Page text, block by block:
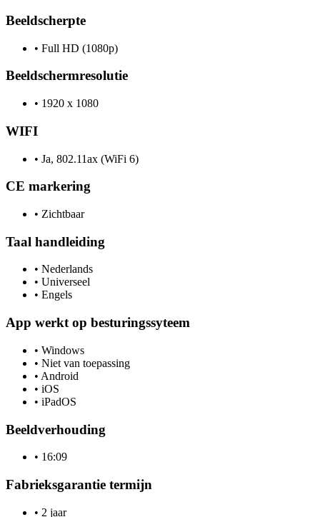
Beeldscherpte
• Full HD (1080p)
Beeldschermresolutie
• 1920 x 1080
WIFI
• Ja, 802.11ax (WiFi 6)
CE markering
• Zichtbaar
Taal handleiding
• Nederlands
• Universeel
• Engels
App werkt op besturingssyteem
• Windows
• Niet van toepassing
• Android
• iOS
• iPadOS
Beeldverhouding
• 16:09
Fabrieksgarantie termijn
• 2 jaar